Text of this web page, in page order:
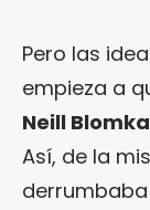
Pero las
empieza a
Neill
Así, de la